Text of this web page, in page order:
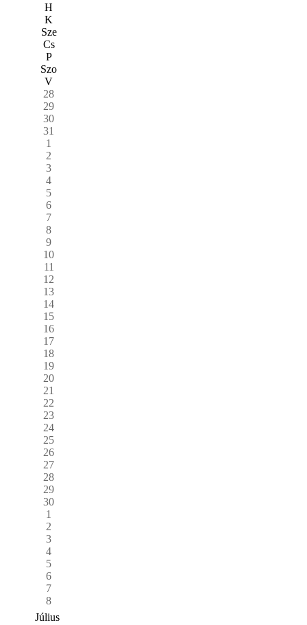
H
K
Sze
Cs
P
Szo
V
28
29
30
31
1
2
3
4
5
6
7
8
9
10
11
12
13
14
15
16
17
18
19
20
21
22
23
24
25
26
27
28
29
30
1
2
3
4
5
6
7
8
Július